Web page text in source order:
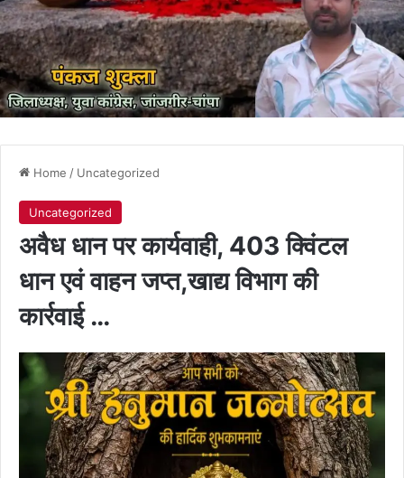
Home / Uncategorized
Uncategorized
अवैध धान पर कार्यवाही, 403 क्विंटल
धान एवं वाहन जप्त,खाद्य विभाग की
कार्रवाई …